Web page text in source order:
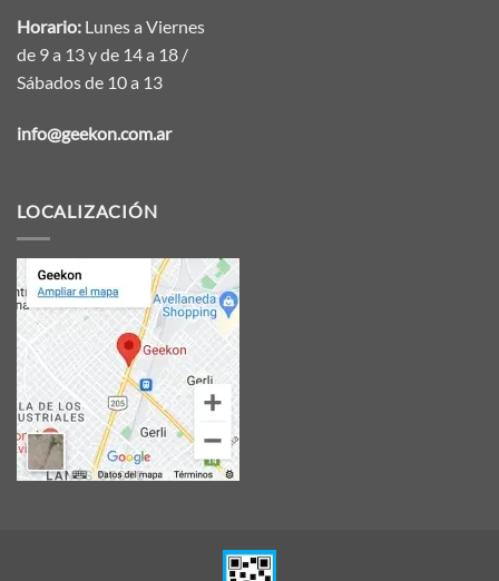
Horario: Lunes a Viernes
de 9 a 13 y de 14 a 18 /
Sábados de 10 a 13
info@geekon.com.ar
LOCALIZACIÓN